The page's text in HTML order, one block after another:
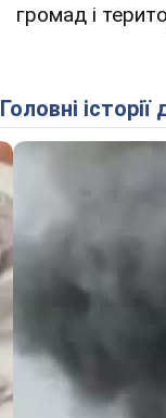
громад і
Головні історії